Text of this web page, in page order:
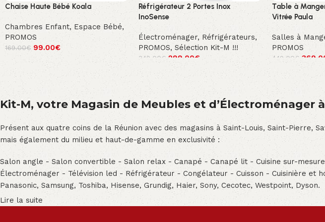
Chaise Haute Bébé Koala
Chambres Enfant, Espace Bébé,
PROMOS
169.00€ 99.00€
Réfrigérateur 2 Portes Inox
InoSense
Électroménager, Réfrigérateurs,
PROMOS, Sélection Kit-M !!!
349.00€ 299.00€
Table à
Vitrée Paula
Salles à
PROMOS
449.00€
Kit-M, votre Magasin de Meubles et d’Électroménager
Présent aux quatre coins de la Réunion avec des magasins à Saint-Louis, Saint-Pierre,
mais également du milieu et haut-de-gamme en exclusivité :
Salon angle - Salon convertible - Salon relax - Canapé - Canapé lit - Cuisine sur-
Électroménager - Télévision led - Réfrigérateur - Congélateur - Cuisson - Cuisinière et
Panasonic, Samsung, Toshiba, Hisense, Grundig, Haier, Sony, Cecotec, Westpoint, Dyson.
Lire la suite